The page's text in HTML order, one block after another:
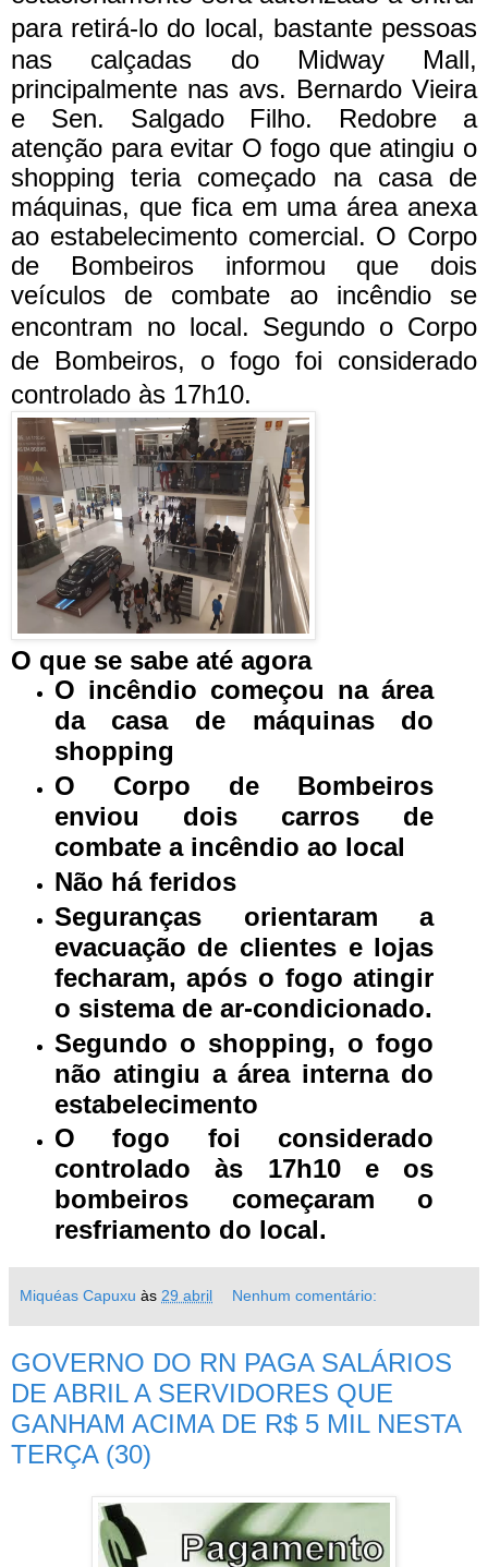
para retirá-lo do local, bastante pessoas
nas calçadas do Midway Mall,
principalmente nas avs. Bernardo Vieira
e Sen. Salgado Filho. Redobre a
atenção para evitar O fogo que atingiu o
shopping teria começado na casa de
máquinas, que fica em uma área anexa
ao estabelecimento comercial. O Corpo
de Bombeiros informou que dois
veículos de combate ao incêndio se
encontram no local. Segundo o Corpo
de Bombeiros, o fogo foi considerado
controlado às 17h10.
O que se sabe até agora
O incêndio começou na área
da casa de máquinas do
shopping
O Corpo de Bombeiros
enviou dois carros de
combate a incêndio ao local
Não há feridos
Seguranças orientaram a
evacuação de clientes e lojas
fecharam, após o fogo atingir
o sistema de ar-condicionado.
Segundo o shopping, o fogo
não atingiu a área interna do
estabelecimento
O fogo foi considerado
controlado às 17h10 e os
bombeiros começaram o
resfriamento do local.
Miquéas Capuxu às 29 abril Nenhum comentário:
GOVERNO DO RN PAGA SALÁRIOS
DE ABRIL A SERVIDORES QUE
GANHAM ACIMA DE R$ 5 MIL NESTA
TERÇA (30)